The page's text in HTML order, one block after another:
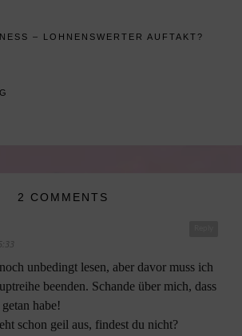
– LOHNENSWERTER AUFTAKT?
2 COMMENTS
unbedingt lesen, aber davor muss ich
beenden. Schande über mich, dass
habe!
schon geil aus, findest du nicht?